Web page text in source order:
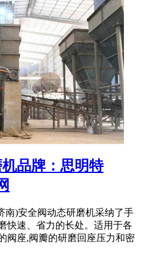
品牌：思明特
南)安全阀动态研磨机采纳了手
快速、省力的长处。适用于各
阀座,阀瓣的研磨回座压力和密